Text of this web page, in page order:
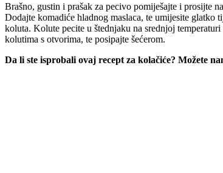
Brašno, gustin i prašak za pecivo pomiješajte i prosijte
Dodajte komadiće hladnog maslaca, te umijesite
koluta. Kolute pecite u štednjaku na srednjoj
kolutima s otvorima, te posipajte šećerom.
Da li ste isprobali ovaj recept za kolačiće? Možete